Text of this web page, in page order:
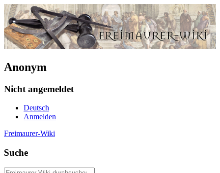
Anonym
Nicht angemeldet
Deutsch
Anmelden
Freimaurer-Wiki
Suche